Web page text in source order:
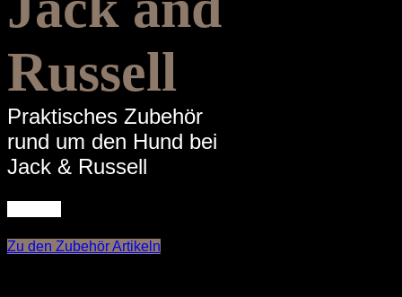
Russell
Praktisches Zubehör
rund um den Hund bei
Jack & Russell
Zu den Zubehör Artikeln